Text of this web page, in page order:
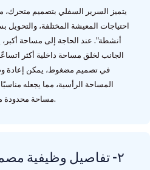
يتميز السرير السفلي بتصميم متحرك،
احتياجات المعيشة المختلفة،
أنشطة". عند الحاجة إلى مساحة
الجانب لخلق مساحة داخلية أكثر
في تصميم مضغوط، يمكن إعادة
المساحة الرأسية، مما يجعله
مساحة محدودة مثل غرف النوم الصغيرة والمهاجع.
٢- تفاصيل وظيفية مصممة لتناسب الإنسان